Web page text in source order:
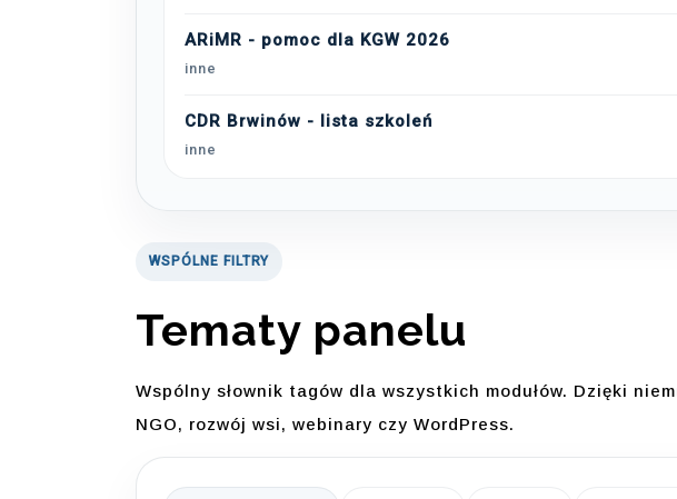
ARiMR - pomoc dla KGW 2026
inne
CDR Brwinów - lista szkoleń
inne
WSPÓLNE FILTRY
Tematy panelu
Wspólny słownik tagów dla wszystkich modułów. Dzięki
NGO, rozwój wsi, webinary czy WordPress.